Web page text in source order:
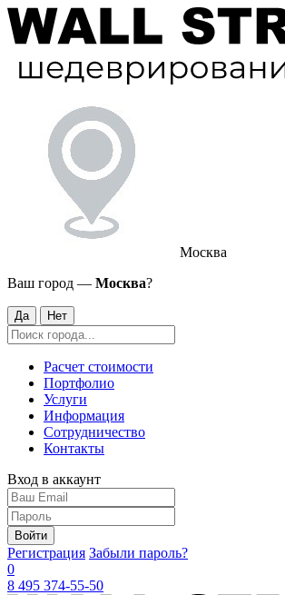
Москва
Ваш город — Москва?
Да Нет
Расчет стоимости
Портфолио
Услуги
Информация
Сотрудничество
Контакты
Вход в аккаунт
Войти
Регистрация Забыли пароль?
0
8 495 374-55-50